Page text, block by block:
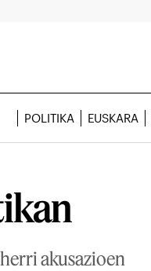
POLITIKA EUSKARA
akusazioen